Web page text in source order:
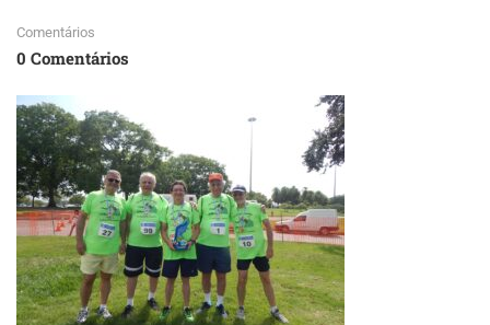
Comentários
0 Comentários